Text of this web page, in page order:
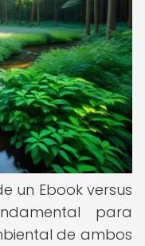
un Ebook versus
para
de ambos